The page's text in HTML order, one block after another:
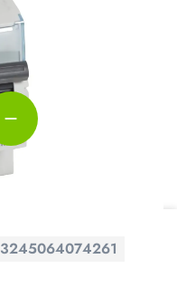
3245064074261
remove